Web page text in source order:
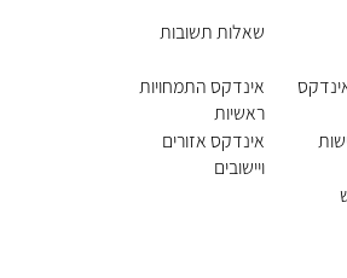
שאלות תשובות
אינדקס התמחויות
ראשיות
אינדקס אזורים
ויישובים